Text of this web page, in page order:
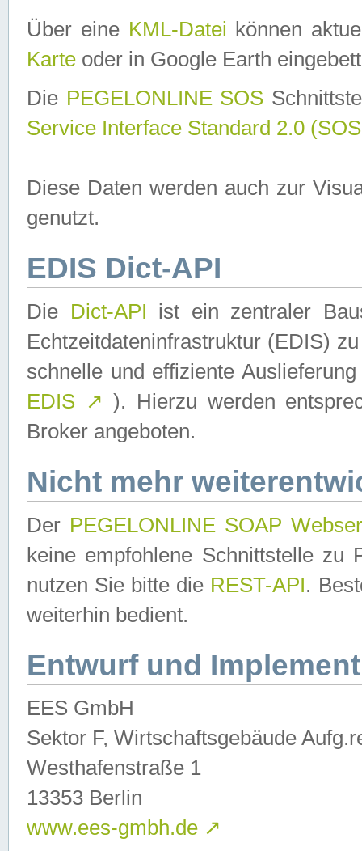
Über eine KML-Datei können
Karte oder in Google Earth
Die PEGELONLINE SOS
Service Interface Standard 2.0
Diese Daten werden auch zur
genutzt.
EDIS Dict-API
Die Dict-API ist ein zentraler
Echtzeitdateninfrastruktur (EDIS)
schnelle und effiziente
EDIS ↗ ). Hierzu werden
Broker angeboten.
Nicht mehr
Der PEGELONLINE SOAP
keine empfohlene Schnittstelle zu
nutzen Sie bitte die REST-API.
weiterhin bedient.
Entwurf und
EES GmbH
Sektor F, Wirtschaftsgebäude
Westhafenstraße 1
13353 Berlin
www.ees-gmbh.de ↗